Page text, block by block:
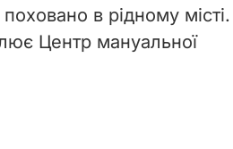
в рідному місті.
Центр мануальної